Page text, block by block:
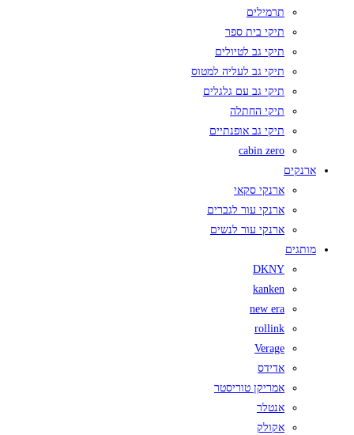
תרמילים
תיקי בית ספר
תיקי גב לטיולים
תיקי גב לעליה למטוס
תיקי גב עם גלגלים
תיקי החתלה
תיקי גב אופנתיים
cabin zero
ארנקים
ארנקי סקאי
ארנקי עור לגברים
ארנקי עור לנשים
מותגים
DKNY
kanken
new era
rollink
Verage
אדידס
אמריקן טוריסטר
אנטלר
אקולק